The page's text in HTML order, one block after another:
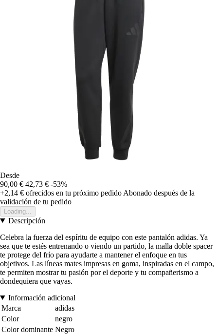
Desde
90,00 € 42,73 € -53%
+2,14 € ofrecidos en tu próximo pedido Abonado después de la
validación de tu pedido
Loading...
Descripción
Celebra la fuerza del espíritu de equipo con este pantalón adidas. Ya
sea que te estés entrenando o viendo un partido, la malla doble spacer
te protege del frío para ayudarte a mantener el enfoque en tus
objetivos. Las líneas mates impresas en goma, inspiradas en el campo,
te permiten mostrar tu pasión por el deporte y tu compañerismo a
dondequiera que vayas.
Información adicional
Marca
adidas
Color
negro
Color dominante Negro